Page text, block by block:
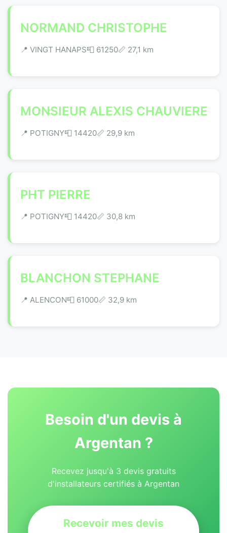
NORMAND CHRISTOPHE
📍 VINGT HANAPS📮 61250📏 27,1 km
MONSIEUR ALEXIS CHAUVIERE
📍 POTIGNY📮 14420📏 29,9 km
PHT PIERRE
📍 POTIGNY📮 14420📏 30,8 km
BLANCHON STEPHANE
📍 ALENCON📮 61000📏 32,9 km
Besoin d'un devis à
Argentan ?
Recevez jusqu'à 3 devis gratuits
d'installateurs certifiés à Argentan
Recevoir mes devis